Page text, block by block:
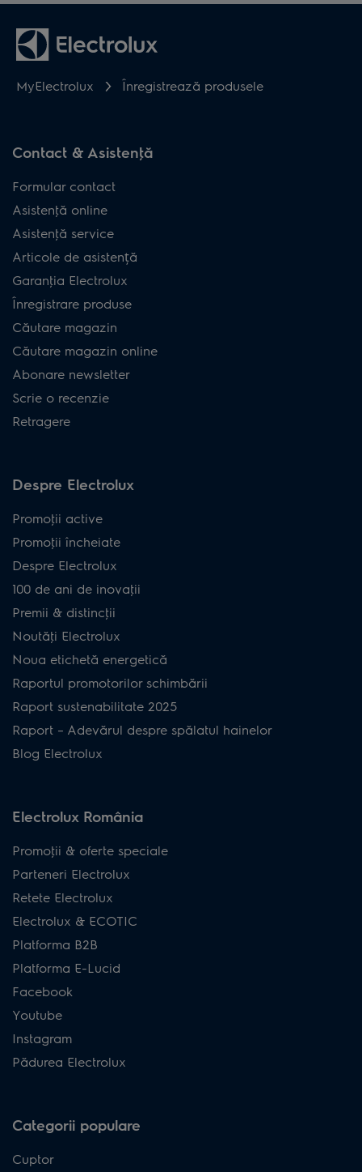
MyElectrolux Înregistrează produsele
Contact & Asistenţă
Formular contact
Asistenţă online
Asistenţă service
Articole de asistență
Garanţia Electrolux
Înregistrare produse
Căutare magazin
Căutare magazin online
Abonare newsletter
Scrie o recenzie
Retragere
Despre Electrolux
Promoţii active
Promoţii încheiate
Despre Electrolux
100 de ani de inovaţii
Premii & distincţii
Noutăţi Electrolux
Noua etichetă energetică
Raportul promotorilor schimbării
Raport sustenabilitate 2025
Raport – Adevărul despre spălatul hainelor
Blog Electrolux
Electrolux România
Promoţii & oferte speciale
Parteneri Electrolux
Retete Electrolux
Electrolux & ECOTIC
Platforma B2B
Platforma E-Lucid
Facebook
Youtube
Instagram
Pădurea Electrolux
Categorii populare
Cuptor